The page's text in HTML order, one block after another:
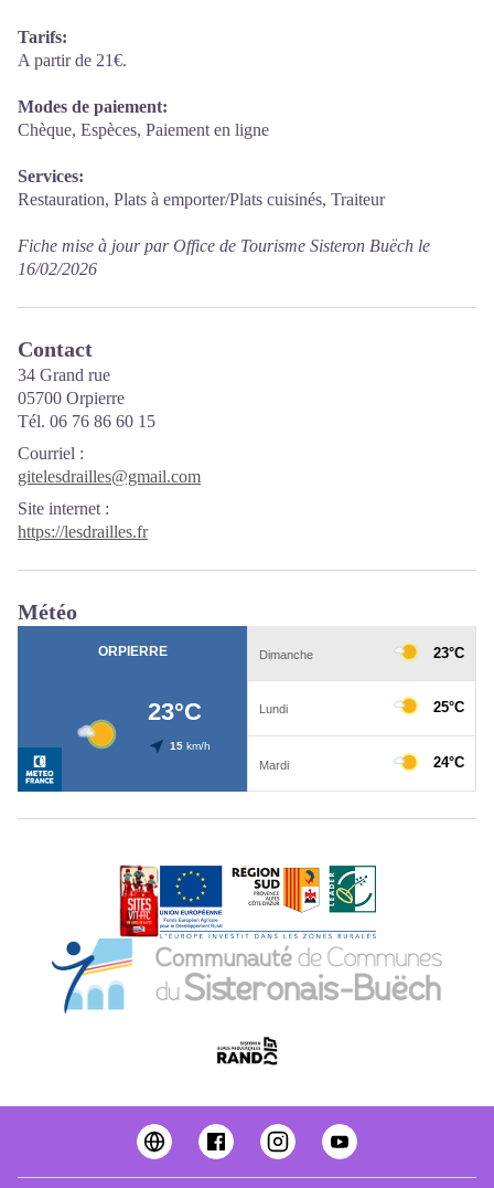
Tarifs:
A partir de 21€.
Modes de paiement:
Chèque, Espèces, Paiement en ligne
Services:
Restauration, Plats à emporter/Plats cuisinés, Traiteur
Fiche mise à jour par Office de Tourisme Sisteron Buëch le
16/02/2026
Contact
34 Grand rue
05700 Orpierre
Tél. 06 76 86 60 15
Courriel :
gitelesdrailles@gmail.com
Site internet :
https://lesdrailles.fr
Météo